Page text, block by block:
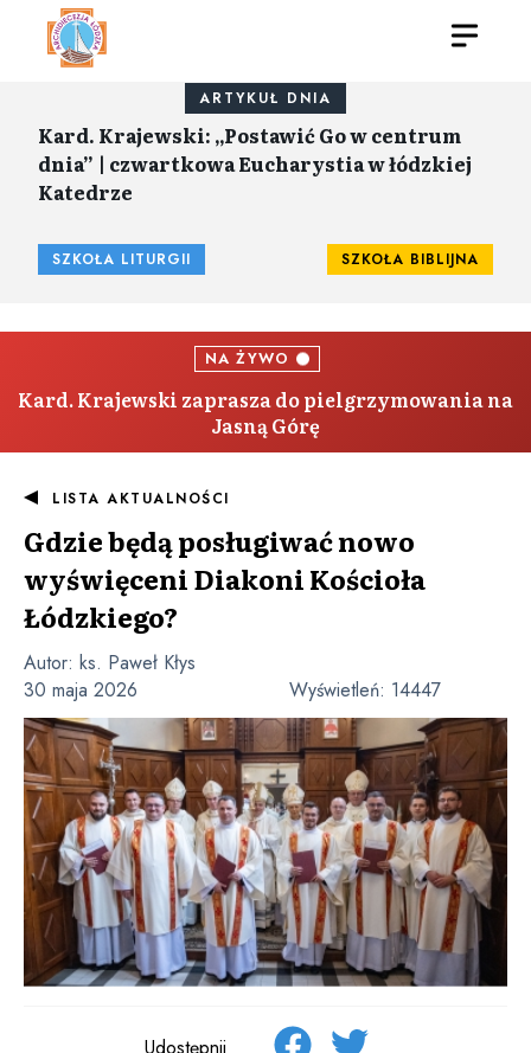
ARTYKUŁ DNIA
Kard. Krajewski: „Postawić Go w centrum
dnia” | czwartkowa Eucharystia w łódzkiej
Katedrze
SZKOŁA LITURGII SZKOŁA BIBLIJNA
NA ŻYWO
Kard. Krajewski zaprasza do pielgrzymowania na
Jasną Górę
LISTA AKTUALNOŚCI
Gdzie będą posługiwać nowo
wyświęceni Diakoni Kościoła
Łódzkiego?
Autor: ks. Paweł Kłys
30 maja 2026
Wyświetleń: 14447